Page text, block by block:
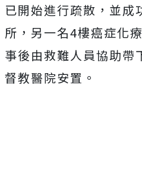
已開始進行疏散，並成
所，另一名4樓癌症化
事後由救難人員協助帶
督教醫院安置。